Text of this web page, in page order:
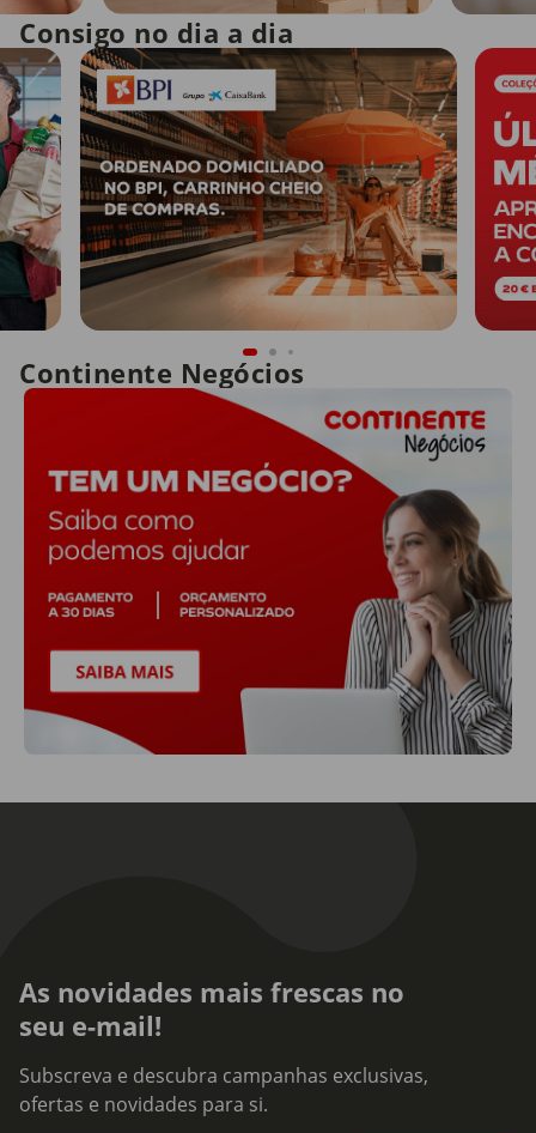
Consigo no dia a dia
Continente Negócios
As novidades mais frescas no
seu e-mail!
Subscreva e descubra campanhas exclusivas,
ofertas e novidades para si.